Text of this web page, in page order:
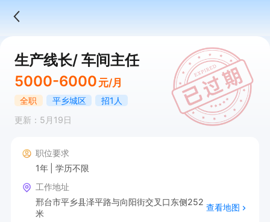
生产线长/ 车间主任
5000-6000 元/月
全职 平乡城区
招1人
更新：5月19日
职位要求
1年
学历不限
工作地址
邢台市平乡县泽平路与向阳街交叉口东侧252
米
查看地图